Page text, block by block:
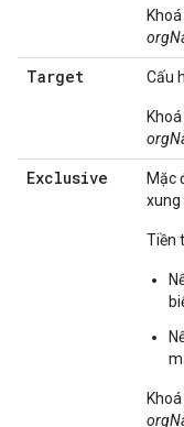
Target Cấu
Exclusive
Mặc
xung
Tiền